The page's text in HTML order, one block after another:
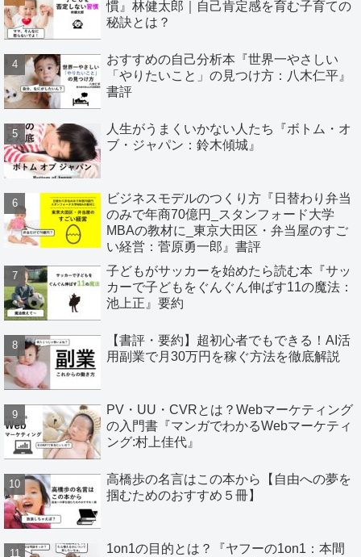
慣』林健太郎｜自己肯定感を育む子育ての
秘訣とは？
おすすめの自己分析本『世界一やさしい
「やりたいこと」の見つけ方：八木仁平』
書評
人生がうまくいかない人たち『ボトム・オ
ブ・ジャパン：鈴木傾城』
ビジネスモデルのつくり方『日替わり弁当
のみで年商70億円_スタンフォード大学
MBAの教材に_東京大田区・弁当屋のすご
い経営：菅原勇一郎』書評
子どもがサッカーを始めたら読む本『サッ
カーで子どもをぐんぐん伸ばす11の魔法：
池上正』要約
【書評・要約】超初心者でもできる！AI活
用副業で月30万円を稼ぐ方法を徹底解説
PV・UU・CVRとは？Webマーケティング
の入門書『マンガでわかるWebマーケティ
ング:村上佳代』
高橋歩の名言はこの本から【自由への夢を
掴むためのおすすめ５冊】
1on1の目的とは？『ヤフーの1on1：本間